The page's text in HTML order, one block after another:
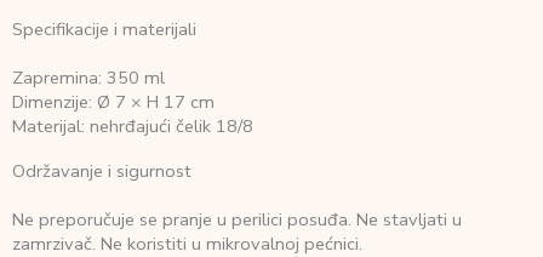
Specifikacije i materijali
Zapremina: 350 ml
Dimenzije: Ø 7 × H 17 cm
Materijal: nehrđajući čelik 18/8
Održavanje i sigurnost
Ne preporučuje se pranje u perilici posuđa. Ne stavljati u
zamrzivač. Ne koristiti u mikrovalnoj pećnici.